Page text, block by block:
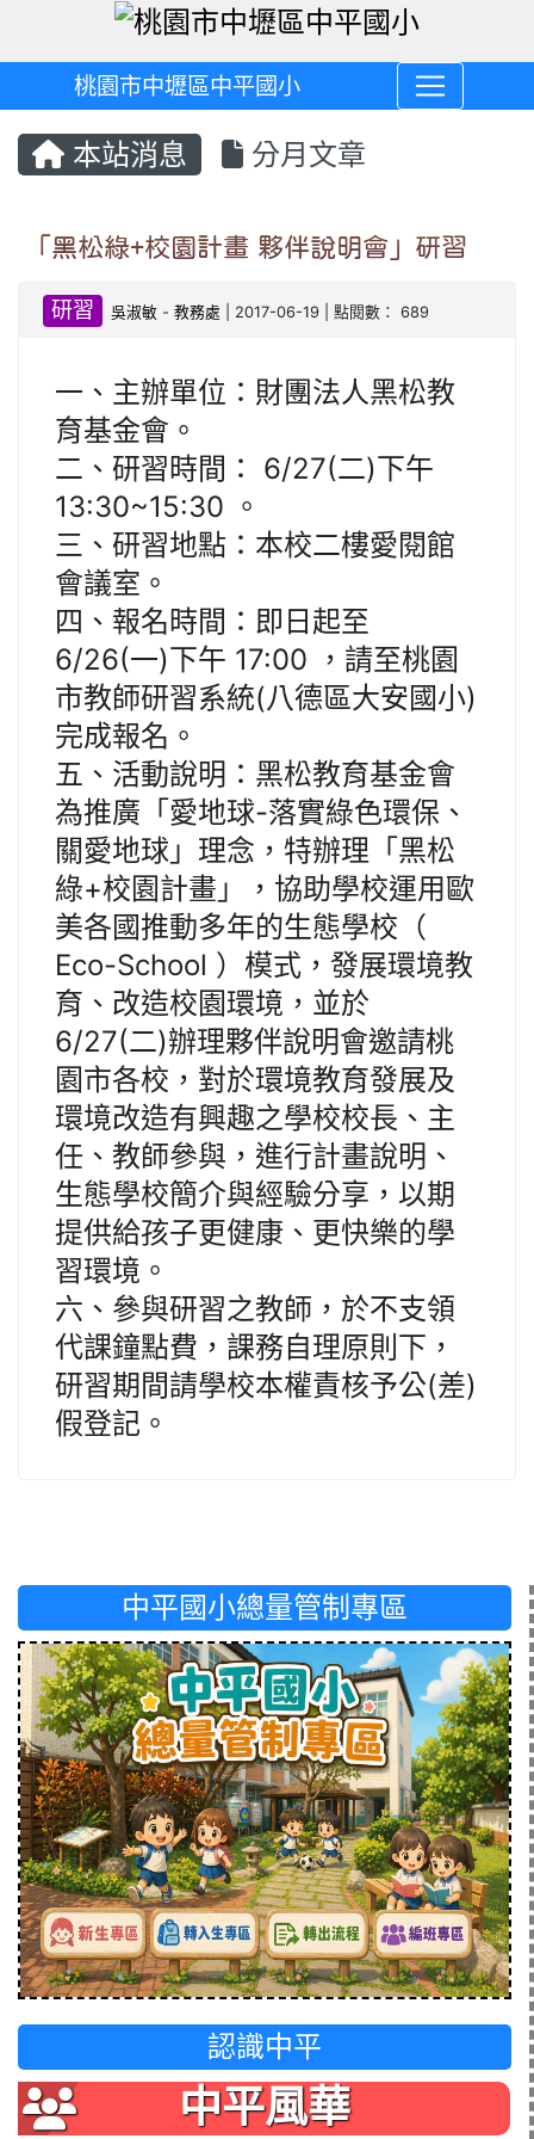
桃園市中壢區中平國小
本站消息 分月文章
「黑松綠+校園計畫 夥伴說明會」研習
研習 吳淑敏 -教務處 | 2017-06-19 | 點閱數： 689
一、主辦單位：財團法人黑松教
育基金會。
二、研習時間： 6/27(二)下午
13:30~15:30 。
三、研習地點：本校二樓愛閱館
會議室。
四、報名時間：即日起至
6/26(一)下午 17:00 ，請至桃園
市教師研習系統(八德區大安國小)
完成報名。
五、活動說明：黑松教育基金會
為推廣「愛地球-落實綠色環保、
關愛地球」理念，特辦理「黑松
綠+校園計畫」，協助學校運用歐
美各國推動多年的生態學校（
Eco-School ）模式，發展環境教
育、改造校園環境，並於
6/27(二)辦理夥伴說明會邀請桃
園市各校，對於環境教育發展及
環境改造有興趣之學校校長、主
任、教師參與，進行計畫說明、
生態學校簡介與經驗分享，以期
提供給孩子更健康、更快樂的學
習環境。
六、參與研習之教師，於不支領
代課鐘點費，課務自理原則下，
研習期間請學校本權責核予公(差)
假登記。
中平國小總量管制專區
認識中平
中平風華